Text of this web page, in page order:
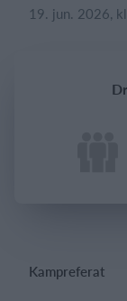
Kalender
19. jun. 2026,
Kampreferat